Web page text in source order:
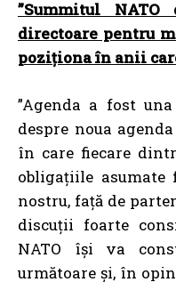
”Summitul
directoare pentru
poziționa în anii
”Agenda a fost
despre noua
în care fiecare
obligațiile
nostru, față de
discuții foarte
NATO își va
următoare și, în